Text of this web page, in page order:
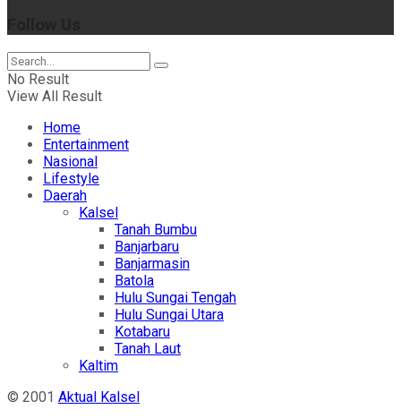
No Result
View All Result
Home
Entertainment
Nasional
Lifestyle
Daerah
Kalsel
Tanah Bumbu
Banjarbaru
Banjarmasin
Batola
Hulu Sungai Tengah
Hulu Sungai Utara
Kotabaru
Tanah Laut
Kaltim
© 2001 Aktual Kalsel